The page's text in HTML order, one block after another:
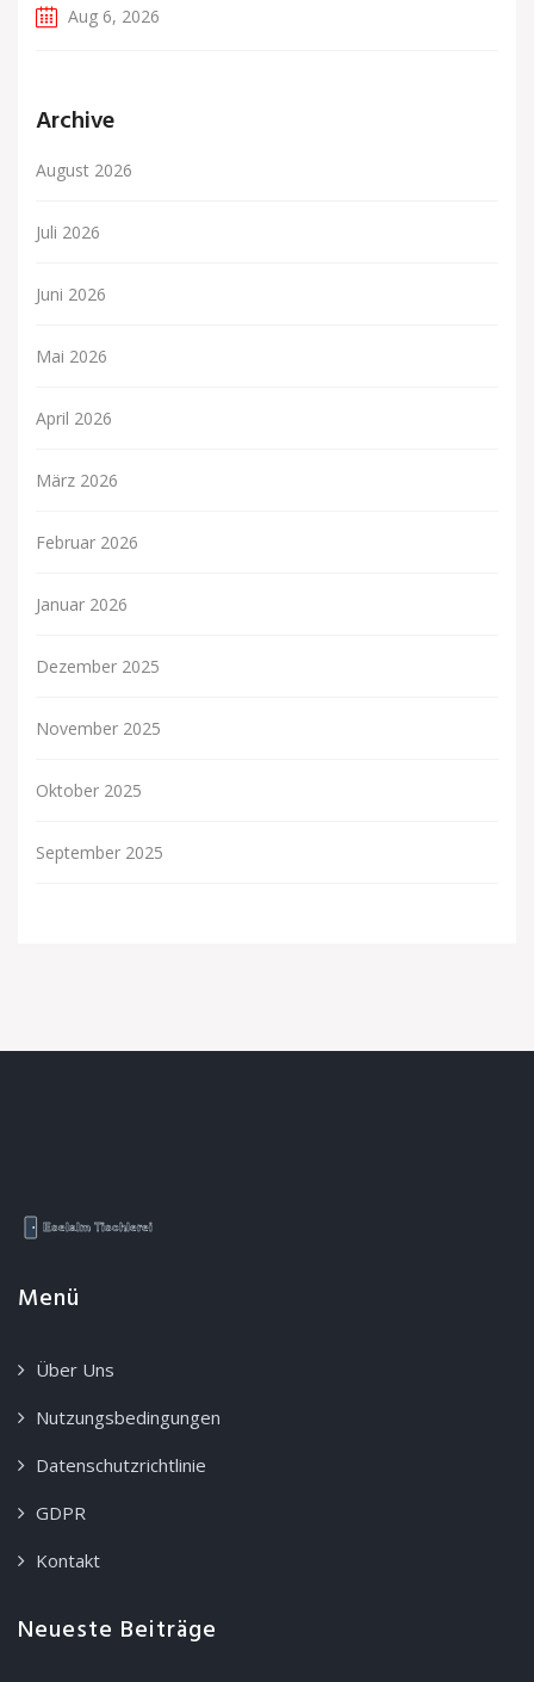
Aug 6, 2026
Archive
August 2026
Juli 2026
Juni 2026
Mai 2026
April 2026
März 2026
Februar 2026
Januar 2026
Dezember 2025
November 2025
Oktober 2025
September 2025
Menü
Über Uns
Nutzungsbedingungen
Datenschutzrichtlinie
GDPR
Kontakt
Neueste Beiträge